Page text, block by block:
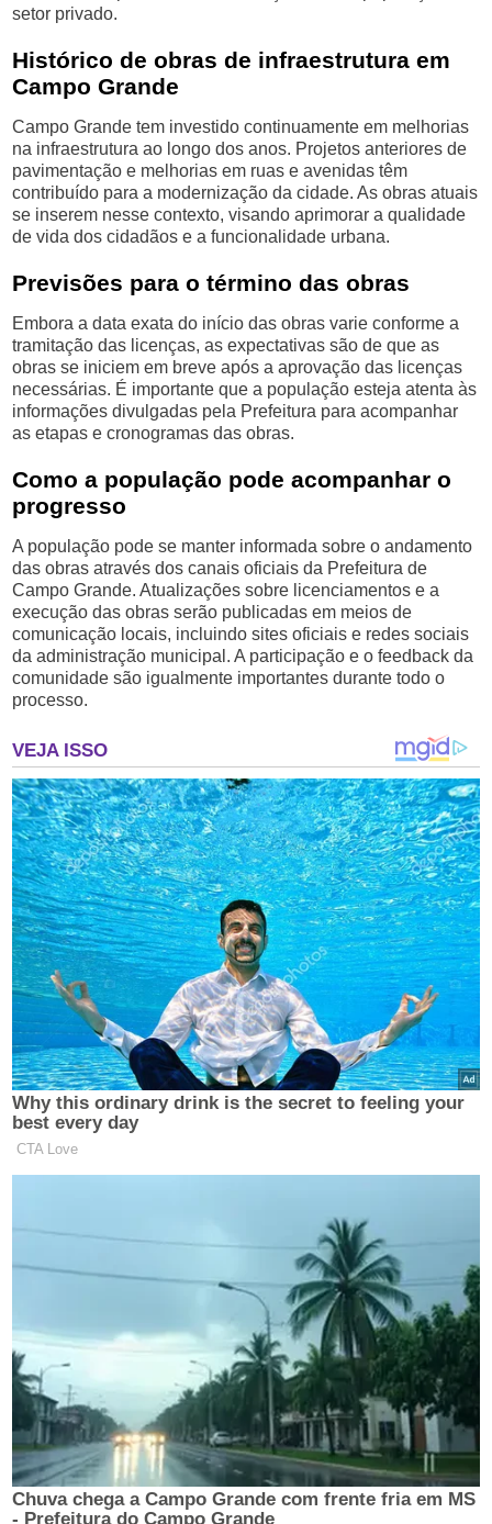
setor privado.
Histórico de obras de infraestrutura em
Campo Grande
Campo Grande tem investido continuamente em melhorias
na infraestrutura ao longo dos anos. Projetos anteriores de
pavimentação e melhorias em ruas e avenidas têm
contribuído para a modernização da cidade. As obras atuais
se inserem nesse contexto, visando aprimorar a qualidade
de vida dos cidadãos e a funcionalidade urbana.
Previsões para o término das obras
Embora a data exata do início das obras varie conforme a
tramitação das licenças, as expectativas são de que as
obras se iniciem em breve após a aprovação das licenças
necessárias. É importante que a população esteja atenta às
informações divulgadas pela Prefeitura para acompanhar
as etapas e cronogramas das obras.
Como a população pode acompanhar o
progresso
A população pode se manter informada sobre o andamento
das obras através dos canais oficiais da Prefeitura de
Campo Grande. Atualizações sobre licenciamentos e a
execução das obras serão publicadas em meios de
comunicação locais, incluindo sites oficiais e redes sociais
da administração municipal. A participação e o feedback da
comunidade são igualmente importantes durante todo o
processo.